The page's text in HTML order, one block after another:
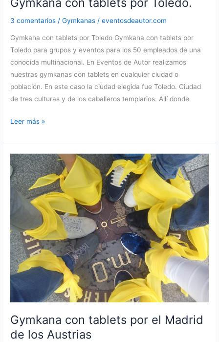
3 comentarios /Gymkanas /eventosdeautor.com
Gymkana con tablets por Toledo Gymkana con tablets por
Toledo para grupos y eventos para los 50 empleados de una
conocida multinacional. En Eventos de Autor realizamos
nuestras gymkanas con tablets en cualquier ciudad o
población. En este caso la ciudad elegida fue Toledo. Ciudad
de tres culturas y de los caballeros templarios. Allí donde
Gymkana
tablets
por
Toledo.
Leer más »
Gymkana con tablets por el Madrid
de los Austrias